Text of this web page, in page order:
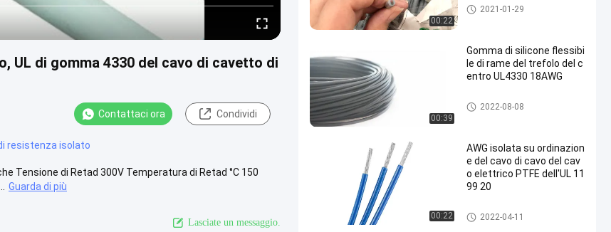
di gomma 4330 del cavo di cavetto di
Contattaci ora Condividi
resistenza isolato
Tensione di Retad 300V Temperatura di Retad °C 150
Guarda di più
Lasciate un messaggio.
00:22
Cavo elettrico su ordinazione
2021-01-29
00:39
Gomma di silicone flessibi
le di rame del trefolo del c
entro UL4330 18AWG
Cavo elettrico su ordinazione
2022-08-08
00:22
AWG isolata su ordinazion
e del cavo di cavo del cav
o elettrico PTFE dell'UL 11
99 20
Cavo elettrico su ordinazione
2022-04-11